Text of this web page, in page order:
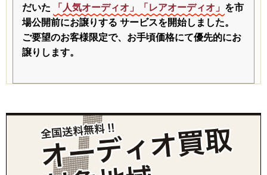
だいた 「人気オーディオ」「レアオーディオ」 を市
場公開前にお譲りする サービスを開始しました。
ご要望のお客様限定で、お手頃価格にて優先的にお
譲りします。